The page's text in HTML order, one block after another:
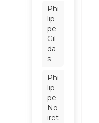
Phi
lip
pe
Gil
da
s
Phi
lip
pe
No
iret